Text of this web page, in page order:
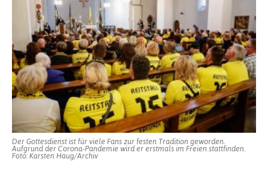
Der Gottesdienst ist für viele Fans zur festen Tradition geworden.
Aufgrund der Corona-Pandemie wird er erstmals im Freien stattfinden.
Foto: Karsten Haug/Archiv